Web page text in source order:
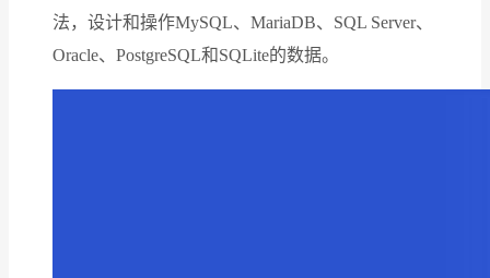
法，设计和操作MySQL、MariaDB、SQL Server、
Oracle、PostgreSQL和SQLite的数据。